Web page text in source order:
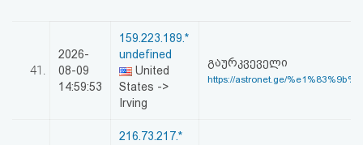
41.
2026-
08-09
14:59:53
159.223.189.*
undefined
United
States ->
Irving
გაურკვეველი
https://astronet.ge/
216.73.217.*